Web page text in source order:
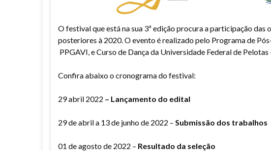
O festival que está na sua 3ª edição procura a participação
posteriores à 2020. O evento é realizado pelo Programa de
PPGAVI, e Curso de Dança da Universidade Federal de
Confira abaixo o cronograma do festival:
29 abril 2022 – Lançamento do edital
29 de abril a 13 de junho de 2022 – Submissão dos trabalhos
01 de agosto de 2022 – Resultado da seleção